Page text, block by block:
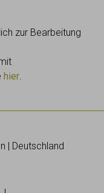
zur Bearbeitung
hier.
| Deutschland